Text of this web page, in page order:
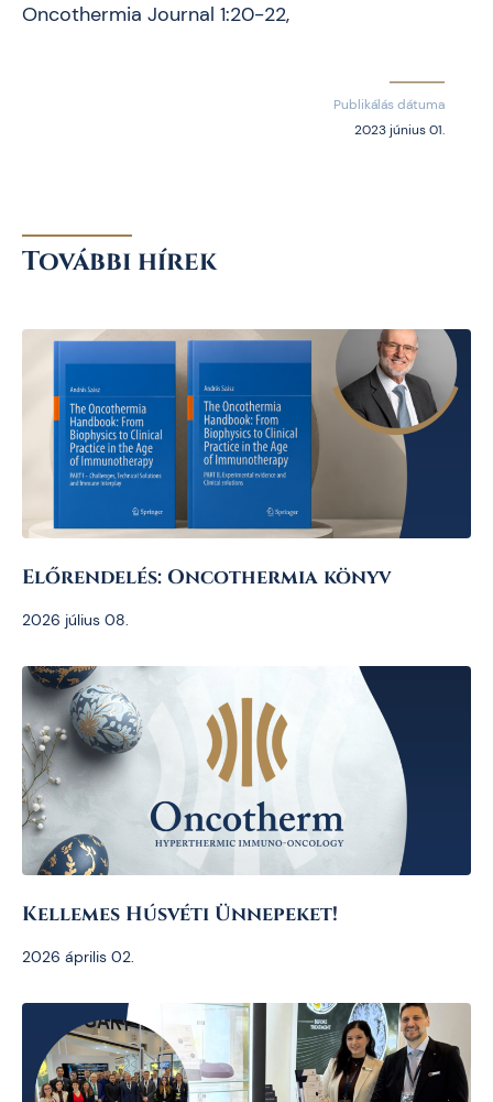
Oncothermia Journal 1:20-22,
Publikálás dátuma
2023 június 01.
További hírek
Előrendelés: Oncothermia könyv
2026 július 08.
Kellemes Húsvéti Ünnepeket!
2026 április 02.